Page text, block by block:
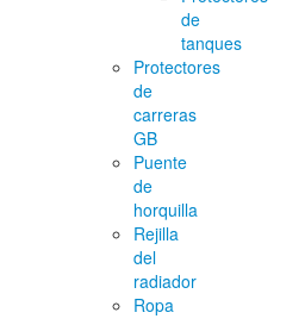
de
tanques
Protectores
de
carreras
GB
Puente
de
horquilla
Rejilla
del
radiador
Ropa